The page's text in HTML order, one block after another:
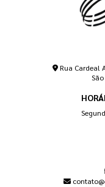
Rua Cardeal